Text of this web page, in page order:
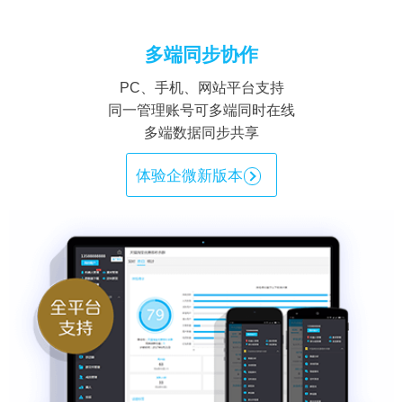
多端同步协作
PC、手机、网站平台支持
同一管理账号可多端同时在线
多端数据同步共享
体验企微新版本